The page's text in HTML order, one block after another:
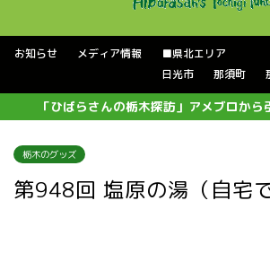
お知らせ メディア情報
■県北エリア
日光市
那須町
「ひばらさんの栃木探訪」アメブロから
栃木のグッズ
第948回 塩原の湯（自宅